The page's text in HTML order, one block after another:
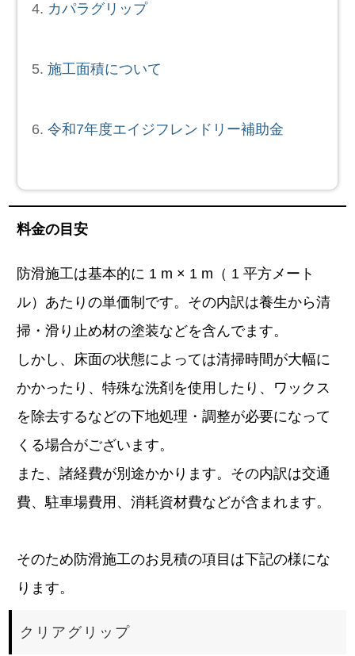
カパラグリップ
施工面積について
令和7年度エイジフレンドリー補助金
料金の目安
防滑施工は基本的に 1 m × 1 m（ 1 平方メート
ル）あたりの単価制です。その内訳は養生から清
掃・滑り止め材の塗装などを含んでます。
しかし、床面の状態によっては清掃時間が大幅に
かかったり、特殊な洗剤を使用したり、ワックス
を除去するなどの下地処理・調整が必要になって
くる場合がございます。
また、諸経費が別途かかります。その内訳は交通
費、駐車場費用、消耗資材費などが含まれます。
そのため防滑施工のお見積の項目は下記の様にな
ります。
クリアグリップ